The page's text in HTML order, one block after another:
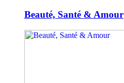
Beauté, Santé & Amour